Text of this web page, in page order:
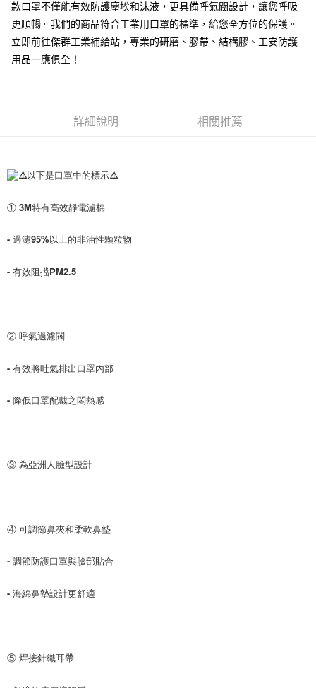
新竹物流(大件商品、貨量較大)
每筆NT$200，滿NT$5,000(含以上)免運費
款口罩不僅能有效防護塵埃和沫液，更具備呼氣閥設計，讓您呼吸
更順暢。我們的商品符合工業用口罩的標準，給您全方位的保護。
立即前往傑群工業補給站，專業的研磨、膠帶、結構膠、工安防護
用品一應俱全！
詳細說明 相關推薦
⚠️以下是口罩中的標示⚠️
① 3M特有高效靜電濾棉
- 過濾95%以上的非油性顆粒物
- 有效阻擋PM2.5
② 呼氣過濾閥
- 有效將吐氣排出口罩內部
- 降低口罩配戴之悶熱感
③ 為亞洲人臉型設計
④ 可調節鼻夾和柔軟鼻墊
- 調節防護口罩與臉部貼合
- 海綿鼻墊設計更舒適
⑤ 焊接針織耳帶